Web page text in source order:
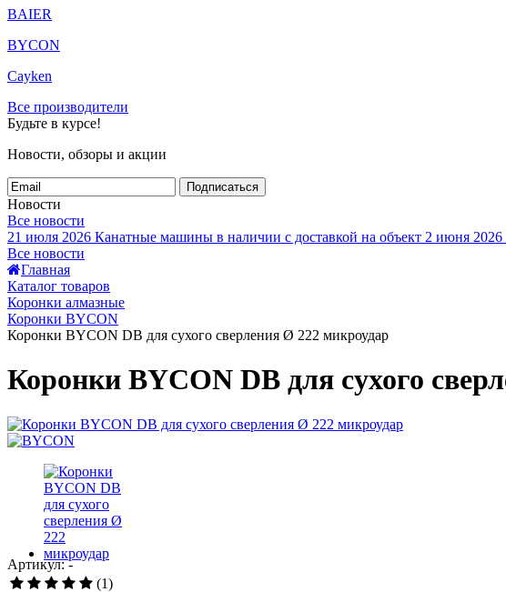
BAIER
BYCON
Cayken
Все производители
Будьте в курсе!
Новости, обзоры и акции
Подписаться
Новости
Все новости
21 июля 2026 Канатные машины в наличии с доставкой на объект 2 июня 2026
Все новости
Главная
Каталог товаров
Коронки алмазные
Коронки BYCON
Коронки BYCON DB для сухого сверления Ø 222 микроудар
Коронки BYCON DB для сухого
Артикул: -
(1)